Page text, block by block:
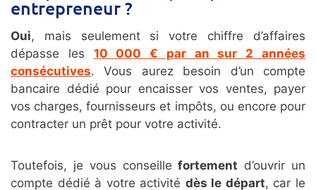
entrepreneur?
Oui, mais seulement si votre chiffre d’affaires
dépasse les 10 000 € par an sur 2 années
consécutives. Vous aurez besoin d’un compte
bancaire dédié pour encaisser vos ventes, payer
vos charges, fournisseurs et impôts, ou encore pour
contracter un prêt pour votre activité.
Toutefois, je vous conseillefortement d’ouvrir un
compte dédié à votre activité dès le départ, car le